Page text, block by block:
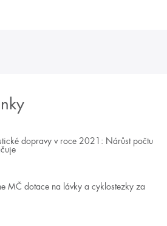
dopravy v roce 2021: Nárůst počtu
MČ dotace na lávky a cyklostezky za